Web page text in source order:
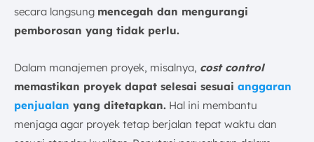
secara langsung mencegah dan mengurangi
pemborosan yang tidak perlu.
Dalam manajemen proyek, misalnya, cost control
memastikan proyek dapat selesai sesuai anggaran
penjualan yang ditetapkan. Hal ini membantu
menjaga agar proyek tetap berjalan tepat waktu dan